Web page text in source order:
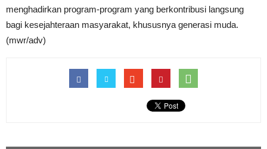
menghadirkan program-program yang berkontribusi langsung
bagi kesejahteraan masyarakat, khususnya generasi muda.
(mwr/adv)